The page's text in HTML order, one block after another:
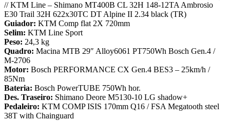
// KTM Line – Shimano MT400B CL 32H 148-12TA Ambrosio
E30 Trail 32H 622x30TC DT Alpine II 2.34 black (TR)
Guiador: KTM Comp flat 2X 720mm
Selim: KTM Line Sport
Peso: 24,3 kg
Quadro: Macina MTB 29″ Alloy6061 PT750Wh Bosch Gen.4 /
M-2706
Motor: Bosch PERFORMANCE CX Gen.4 BES3 – 25km/h /
85Nm
Bateria: Bosch PowerTUBE 750Wh hor.
Des. Traseiro: Shimano Deore M5130-10 LG shadow+
Pedaleiro: KTM COMP ISIS 170mm Q16 / FSA Megatooth steel
38T with Chainguard